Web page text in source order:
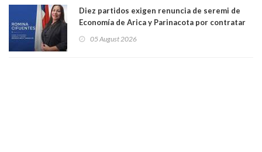
Diez partidos exigen renuncia de seremi de
Economía de Arica y Parinacota por contratar
una militante de RN, detenida con 47 kilos de
05 August 2026